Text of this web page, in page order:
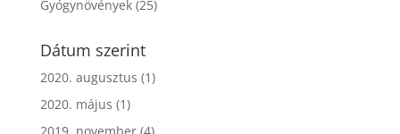
Gyógynövények(25)
Dátum szerint
2020. augusztus (1)
2020. május (1)